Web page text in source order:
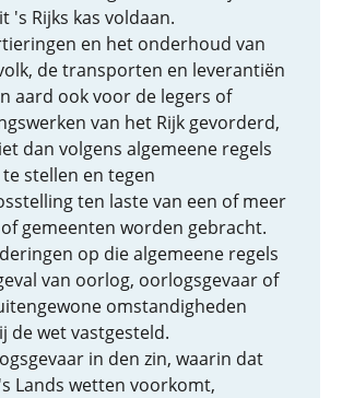
's Rijks kas voldaan.
en het onderhoud van
de transporten en leverantiën
aard ook voor de legers of
van het Rijk gevorderd,
dan volgens algemeene regels
stellen en tegen
ten laste van een of meer
gemeenten worden gebracht.
op die algemeene regels
van oorlog, oorlogsgevaar of
omstandigheden
de wet vastgesteld.
in den zin, waarin dat
Lands wetten voorkomt,